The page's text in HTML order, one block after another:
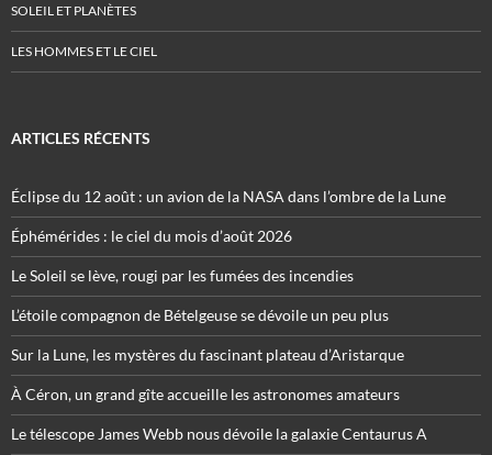
SOLEIL ET PLANÈTES
LES HOMMES ET LE CIEL
ARTICLES RÉCENTS
Éclipse du 12 août : un avion de la NASA dans l’ombre de la Lune
Éphémérides : le ciel du mois d’août 2026
Le Soleil se lève, rougi par les fumées des incendies
L’étoile compagnon de Bételgeuse se dévoile un peu plus
Sur la Lune, les mystères du fascinant plateau d’Aristarque
À Céron, un grand gîte accueille les astronomes amateurs
Le télescope James Webb nous dévoile la galaxie Centaurus A